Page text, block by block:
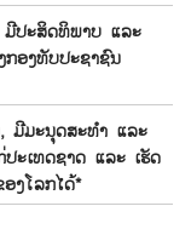
ມີປະສິດທິພາບ ແລະ
ອງທັບປະຊາຊົນ
ມີມະນຸດສະທຳ ແລະ
ະເທດຊາດ ແລະ ເຮັດ
ງໂລກໄດ້*